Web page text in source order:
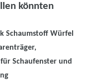
könnten
Schaumstoff Würfel
Schaufenster und